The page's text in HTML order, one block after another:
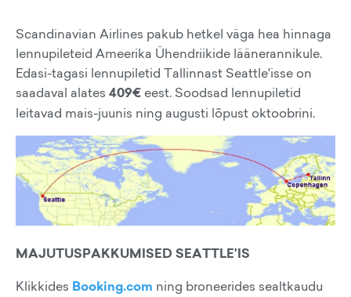
Scandinavian Airlines pakub hetkel väga hea hinnaga
lennupileteid Ameerika Ühendriikide läänerannikule.
Edasi-tagasi lennupiletid Tallinnast Seattle'isse on
saadaval alates 409€ eest. Soodsad lennupiletid
leitavad mais-juunis ning augusti lõpust oktoobrini.
MAJUTUSPAKKUMISED SEATTLE'IS
Klikkides Booking.com ning broneerides sealtkaudu